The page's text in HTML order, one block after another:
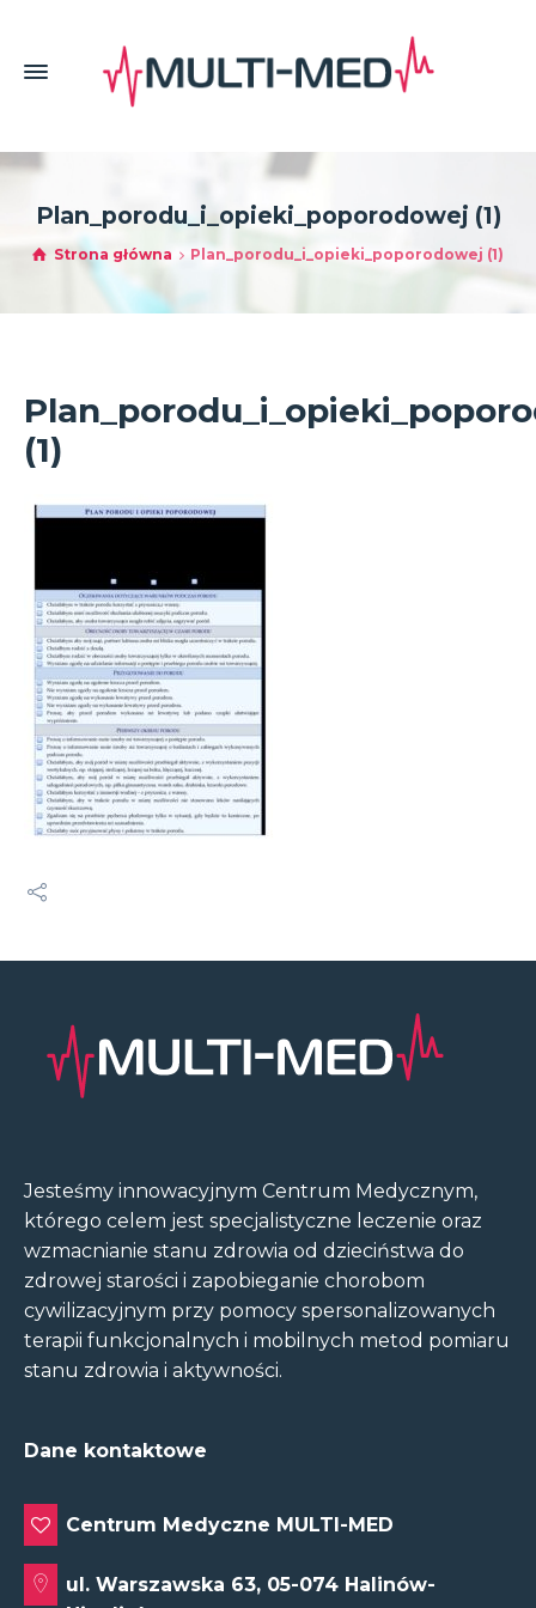
Plan_porodu_i_opieki_poporodowej (1)
Strona główna Plan_porodu_i_opieki_poporodowej (1)
(1)
Jesteśmy innowacyjnym Centrum Medycznym,
którego celem jest specjalistyczne leczenie oraz
wzmacnianie stanu zdrowia od dzieciństwa do
zdrowej starości i zapobieganie chorobom
cywilizacyjnym przy pomocy spersonalizowanych
terapii funkcjonalnych i mobilnych metod pomiaru
stanu zdrowia i aktywności.
Dane kontaktowe
Centrum Medyczne MULTI-MED
ul. Warszawska 63, 05-074 Halinów-